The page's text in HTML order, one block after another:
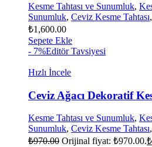
Kesme Tahtası ve Sunumluk,
Sunumluk, Ceviz Kesme Tahtası,
₺1,600.00
Sepete Ekle
- 7%Editör Tavsiyesi
Hızlı İncele
Ceviz Ağacı Dekoratif
Kesme Tahtası ve Sunumluk,
Sunumluk, Ceviz Kesme Tahtası,
₺970.00 Orijinal fiyat: ₺970.00.₺